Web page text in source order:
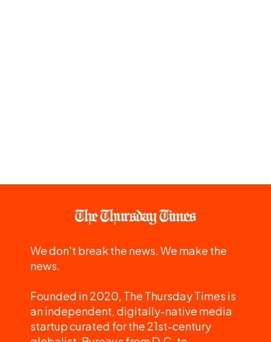
We don't break the news. We make the
news.
Founded in 2020, The Thursday Times is
an independent, digitally-native media
startup curated for the 21st-century